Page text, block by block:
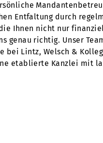
Entfaltung durch
Ihnen nicht nur
richtig. Unser
bei Lintz, Welsch &
etablierte Kanzlei mit